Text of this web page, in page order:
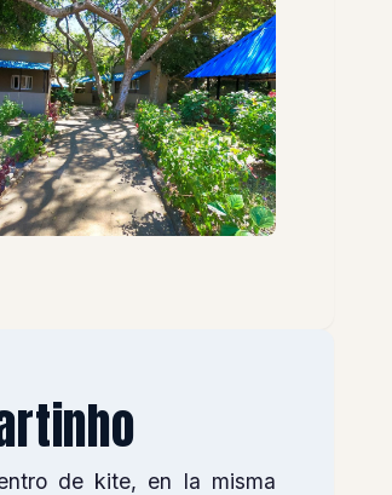
de kite, en la misma